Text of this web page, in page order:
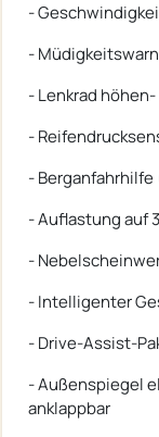
-
-
- Lenkrad
-
-
- Auflastung auf
-
- Intelligenter
- Drive-Assist-
- Außenspiegel
anklappbar